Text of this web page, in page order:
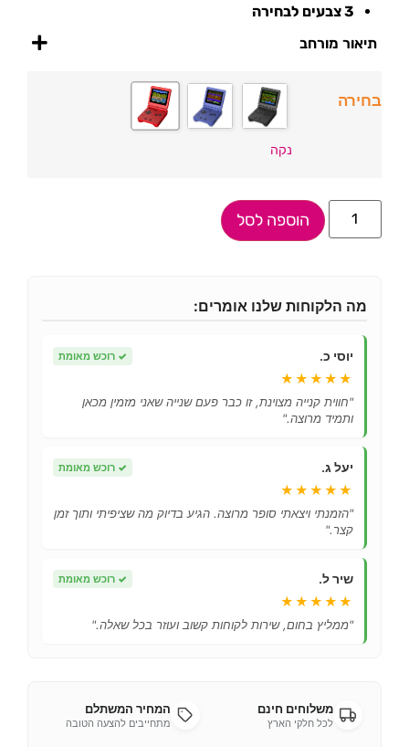
3 צבעים לבחירה
תיאור מורחב
בחירה
נקה
הוספה לסל
מה הלקוחות שלנו אומרים:
יוסי כ. ✓ רוכש מאומת
★★★★★
"חווית קנייה מצוינת, זו כבר פעם שנייה שאני מזמין מכאן
ותמיד מרוצה."
יעל ג. ✓ רוכש מאומת
★★★★★
"הזמנתי ויצאתי סופר מרוצה. הגיע בדיוק מה שציפיתי ותוך זמן
קצר."
שיר ל. ✓ רוכש מאומת
★★★★★
"ממליץ בחום, שירות לקוחות קשוב ועוזר בכל שאלה."
משלוחים חינם
לכל חלקי הארץ
המחיר המשתלם
מתחייבים להצעה הטובה